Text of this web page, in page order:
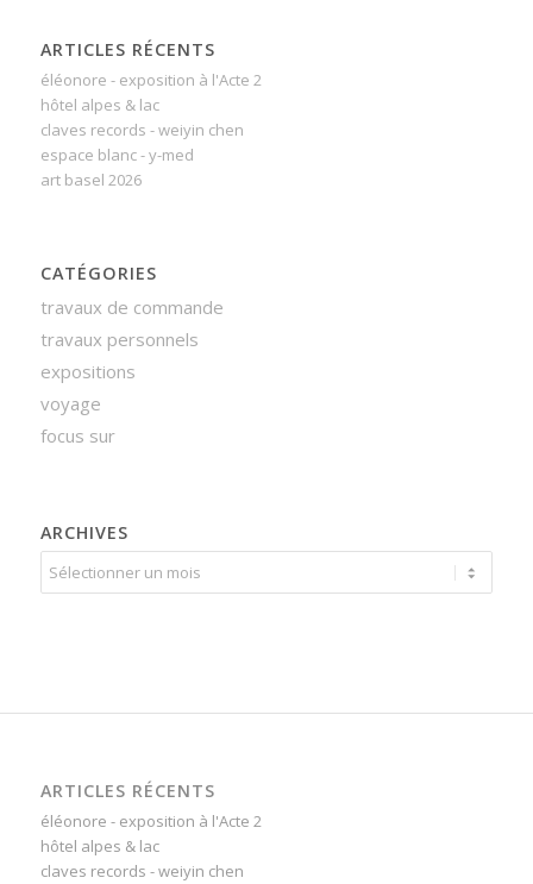
ARTICLES RÉCENTS
éléonore - exposition à l'Acte 2
hôtel alpes & lac
claves records - weiyin chen
espace blanc - y-med
art basel 2026
CATÉGORIES
travaux de commande
travaux personnels
expositions
voyage
focus sur
ARCHIVES
ARTICLES RÉCENTS
éléonore - exposition à l'Acte 2
hôtel alpes & lac
claves records - weiyin chen